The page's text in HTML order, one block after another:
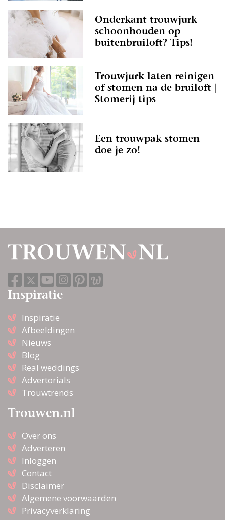
Onderkant trouwjurk
schoonhouden op
buitenbruiloft? Tips!
Trouwjurk laten reinigen
of stomen na de bruiloft |
Stomerij tips
Een trouwpak stomen
doe je zo!
Inspiratie
Inspiratie
Afbeeldingen
Nieuws
Blog
Real weddings
Advertorials
Trouwtrends
Trouwen.nl
Over ons
Adverteren
Inloggen
Contact
Disclaimer
Algemene voorwaarden
Privacyverklaring